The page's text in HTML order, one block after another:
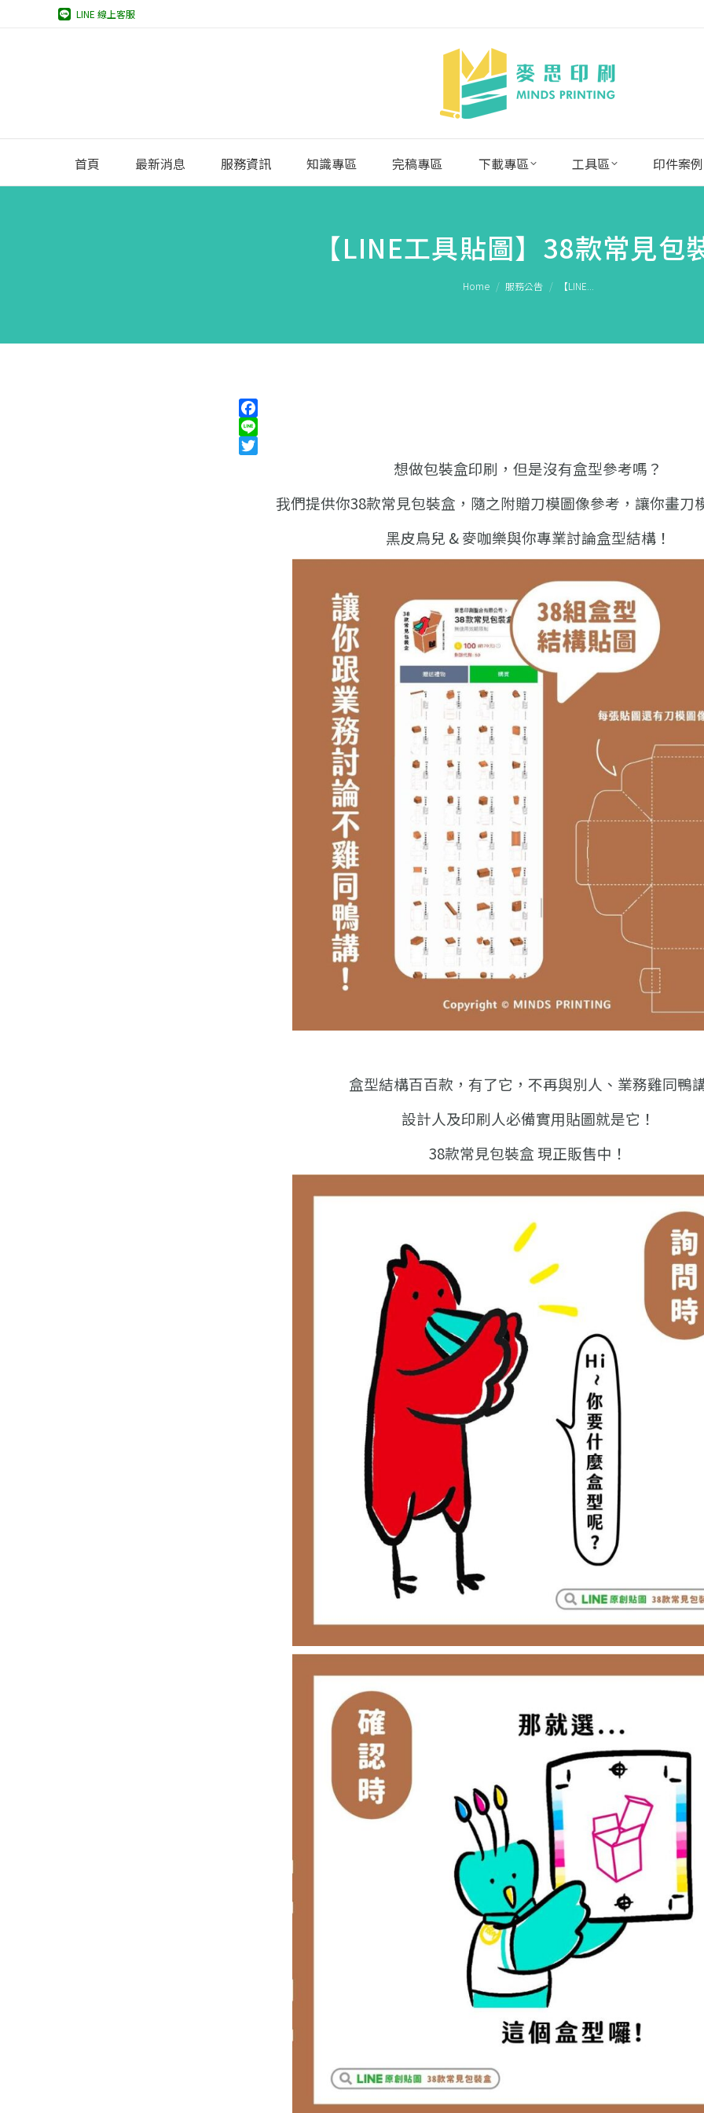
LINE 線上客服
首頁 最新消息 服務資訊 知識專區 完稿專區 下載專區 工具區 印件案例
【LINE工具貼圖】38款常見包
Home 服務公告 【LINE...
Facebook
Line
想做包裝盒印刷，但是沒有盒型參考嗎？
我們提供你38款常見包裝盒， 隨之附贈刀模圖像參考，讓你畫刀
黑皮鳥兒 & 麥咖樂與你專業討論盒型結構！
盒型結構百百款，有了它， 不再與別人、業務雞同鴨
設計人及印刷人必備實用貼圖就是它！
38款常見包裝盒 現正販售中！